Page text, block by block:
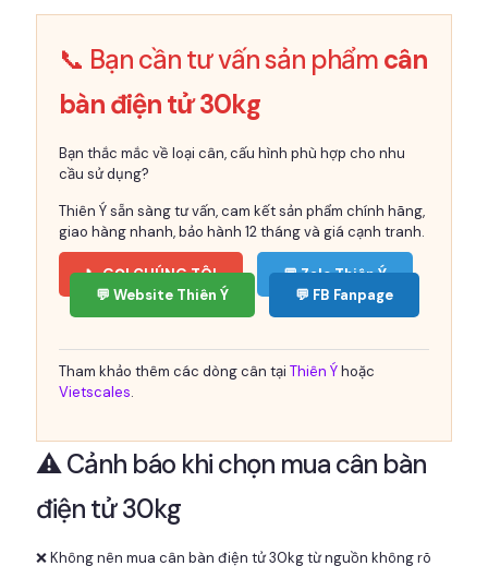
📞 Bạn cần tư vấn sản phẩmcân
bàn điện tử 30kg
Bạn thắc mắc về loại cân, cấu hình phù hợp cho nhu
cầu sử dụng?
Thiên Ý sẵn sàng tư vấn, cam kết sản phẩm chính hãng,
giao hàng nhanh, bảo hành 12 tháng và giá cạnh tranh.
📞 GỌI CHÚNG TÔI
💬 Zalo Thiên Ý
💬 Website Thiên Ý
💬 FB Fanpage
Tham khảo thêm các dòng cân tại Thiên Ýhoặc
Vietscales.
⚠️ Cảnh báo khi chọn mua cân bàn
điện tử 30kg
❌ Không nên mua cân bàn điện tử 30kg từ nguồn không rõ